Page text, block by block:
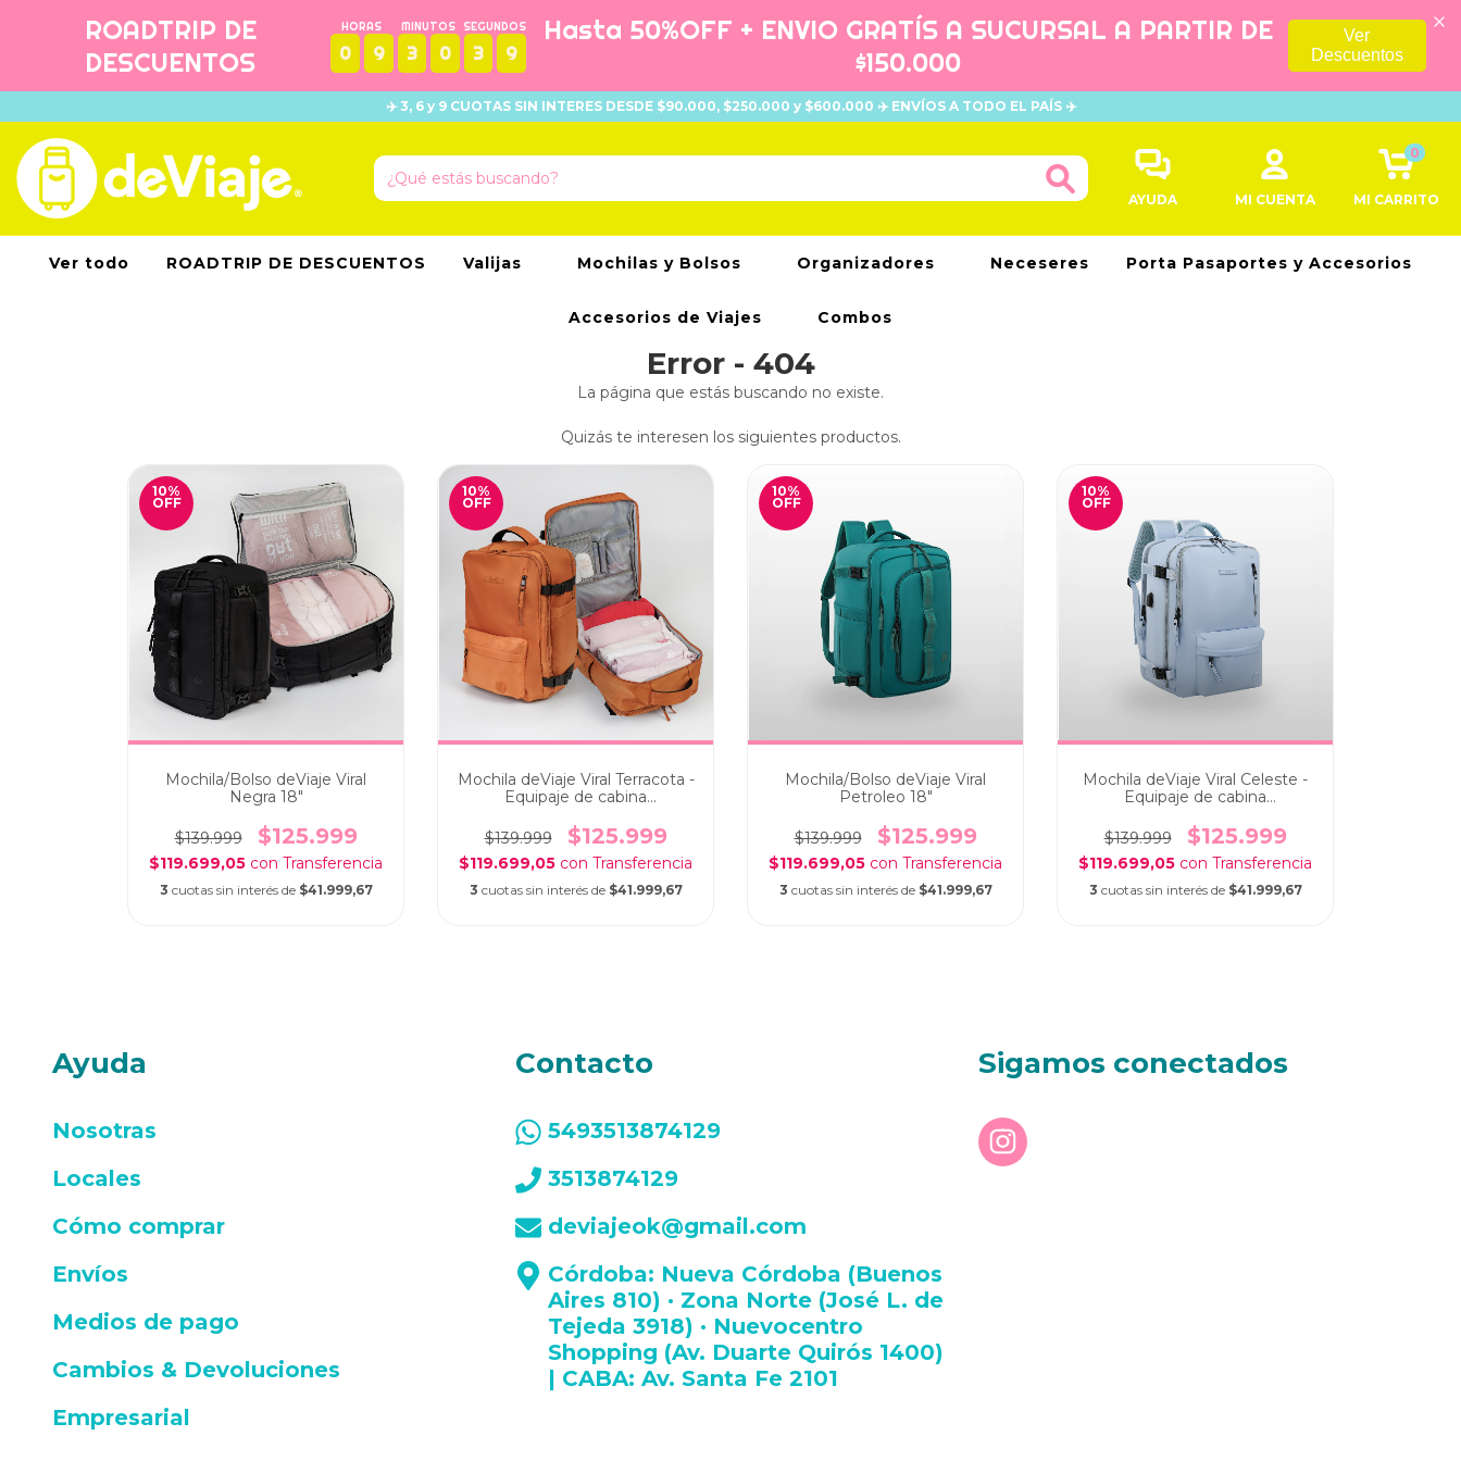
ROADTRIP DE
DESCUENTOS
HORAS
0 9
MINUTOS
3 0
SEGUNDOS
3 8
Hasta 50%OFF + ENVIO GRATÍS A SUCURSAL A PARTIR DE
$150.000
Ver
Descuentos
✈️ 3, 6 y 9 CUOTAS SIN INTERES DESDE $90.000, $250.000 y $600.000 ✈️ ENVÍOS A TODO EL PAÍS ✈️
AYUDA MI CUENTA MI CARRITO
0
Ver todo ROADTRIP DE DESCUENTOS Valijas Mochilas y Bolsos Organizadores Neceseres Porta Pasaportes y Accesorios
Accesorios de Viajes Combos
Error - 404
La página que estás buscando no existe.
Quizás te interesen los siguientes productos.
10%
OFF
Mochila/Bolso deViaje Viral
Negra 18"
$139.999 $125.999
$119.699,05 con
3 cuotas sin interés de $41.999,67
10%
OFF
Mochila deViaje Viral Terracota -
Equipaje de cabina
$139.999
$125.999
$119.699,05 con
3 cuotas sin interés de $41.999,67
10%
OFF
Mochila/Bolso deViaje Viral
Petroleo 18"
$139.999 $125.999
$119.699,05 con
3 cuotas sin interés de $41.999,67
10%
OFF
Mochila deViaje Viral Celeste -
Equipaje de cabina
$139.999
$125.999
$119.699,05 con
3 cuotas sin interés de $41.999,67
Ayuda
Nosotras
Locales
Cómo comprar
Envíos
Medios de pago
Cambios & Devoluciones
Empresarial
Contacto
5493513874129
3513874129
deviajeok@gmail.com
Córdoba: Nueva Córdoba (Buenos
Aires 810) · Zona Norte (José L. de
Tejeda 3918) · Nuevocentro
Shopping (Av. Duarte Quirós 1400)
| CABA: Av. Santa Fe 2101
Sigamos conectados